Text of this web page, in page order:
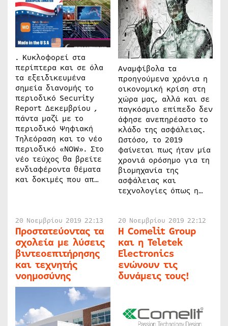
. Κυκλοφορεί στα
περίπτερα και σε όλα
τα εξειδικευμένα
σημεία διανομής το
περιοδικό Security
Report Δεκεμβρίου ,
πάντα μαζί με το
περιοδικό Ψηφιακή
Τηλεόραση και το νέο
περιοδικό «NOW». Στο
νέο τεύχος θα βρείτε
ενδιαφέροντα θέματα
και δοκιμές που απ…
Αναμφίβολα τα
προηγούμενα χρόνια η
οικονομική κρίση στη
χώρα μας, αλλά και σε
παγκόσμιο επίπεδο δεν
άφησε ανεπηρέαστο το
κλάδο της ασφάλειας.
Ωστόσο, το 2019
φαίνεται πως ήταν μία
χρονιά ορόσημο για τη
βιομηχανία της
ασφάλειας και
τεχνολογίες όπως η…
20 Νοεμβρίου 2019 22:13
Προστατεύοντας τα
σχολεία με λύσεις
βιντεοεπιτήρησης
και τεχνητής
νοημοσύνης
20 Νοεμβρίου 2019 22:12
Η Comelit Group
και η Teletek
Electronics
ενώνουν τις
δυνάμεις τους!